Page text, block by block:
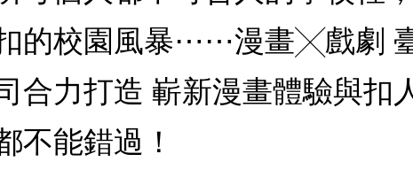
的校園風暴⋯⋯漫畫╳戲劇
合力打造 嶄新漫畫體驗與扣
不能錯過！